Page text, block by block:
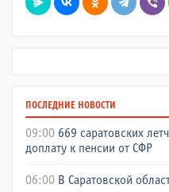
ПОСЛЕДНИЕ НОВОСТИ
09:00 669 саратовских
доплату к пенсии от СФР
06:00 В Саратовской